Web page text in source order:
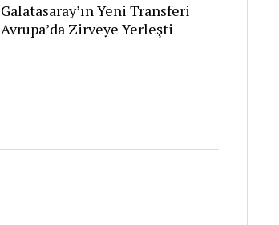
Galatasaray’ın Yeni Transferi
Avrupa’da Zirveye Yerleşti